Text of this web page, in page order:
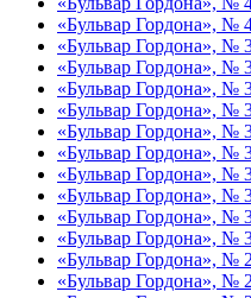
«Бульвар Гордона», №
«Бульвар Гордона», №
«Бульвар Гордона», №
«Бульвар Гордона», №
«Бульвар Гордона», №
«Бульвар Гордона», №
«Бульвар Гордона», №
«Бульвар Гордона», №
«Бульвар Гордона», №
«Бульвар Гордона», №
«Бульвар Гордона», №
«Бульвар Гордона», №
«Бульвар Гордона», №